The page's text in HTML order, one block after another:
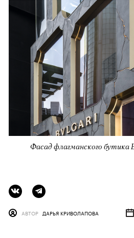
Фасад флагманского бутика
АВТОР ДАРЬЯ КРИВОЛАПОВА